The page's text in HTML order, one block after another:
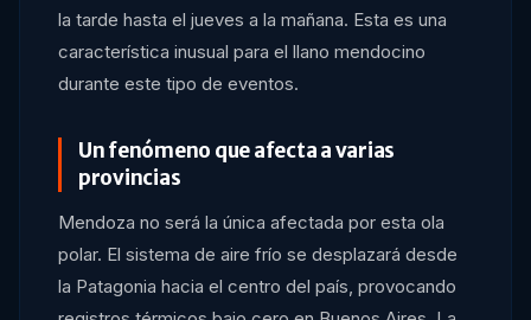
la tarde hasta el jueves a la mañana. Esta es una
característica inusual para el llano mendocino
durante este tipo de eventos.
Un fenómeno que afecta a varias
provincias
Mendoza no será la única afectada por esta ola
polar. El sistema de aire frío se desplazará desde
la Patagonia hacia el centro del país, provocando